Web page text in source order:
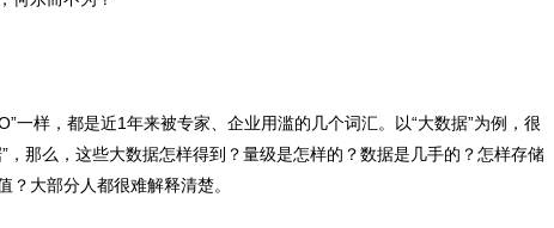
一样，都是近1年来被专家、企业用滥的几个词汇。以“大数据”为例，很
，那么，这些大数据怎样得到？量级是怎样的？数据是几手的？怎样存储
？大部分人都很难解释清楚。